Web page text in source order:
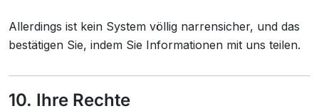
Allerdings ist kein System völlig narrensicher, und das
bestätigen Sie, indem Sie Informationen mit uns teilen.
10. Ihre Rechte